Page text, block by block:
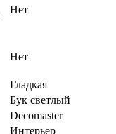
Нет
Нет
Гладкая
Бук светлый
Decomaster
Интерьер